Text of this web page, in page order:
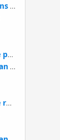
Arnaldur Indridason : Les Lendemains qui chantent
Grégoire Bouillier : Le cœur ne cède pas
Alain Schmoll : La trahison de Nathan Kaplan
Damien Igor Delhomme : La Chance rouge